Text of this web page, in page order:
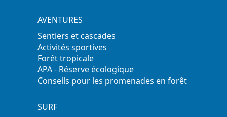
AVENTURES
Sentiers et cascades
Activités sportives
Forêt tropicale
APA - Réserve écologique
Conseils pour les promenades en forêt
SURF